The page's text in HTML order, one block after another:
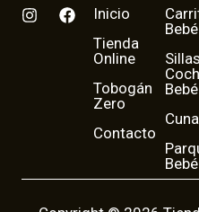
I
F
a
Inicio
Tienda
Online
Tobogán
Zero
Contacto
Bebé
Sillas
Bebé
Bebé